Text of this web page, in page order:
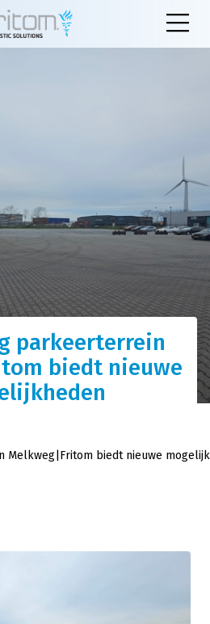
parkeerterrein
biedt nieuwe
Melkweg|Fritom biedt nieuwe